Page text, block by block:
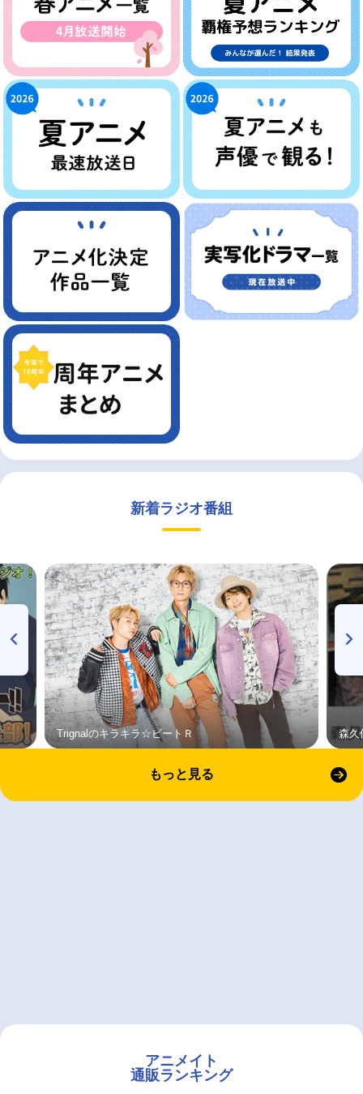
新着ラジオ番組
Trignalのキラキラ☆ビートＲ 森久
もっと見る
アニメイト
通販ランキング